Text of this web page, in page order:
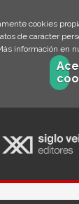
cookies
de carácter
información en